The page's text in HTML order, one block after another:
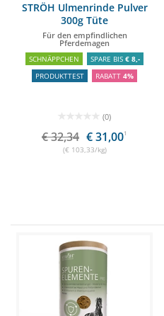
STRÖH Ulmenrinde Pulver
300g Tüte
Für den empfindlichen
Pferdemagen
SCHNÄPPCHEN SPARE BIS € 8,-
PRODUKTTEST
RABATT 4%
(0)
€ 32,34 € 31,001
(€ 103,33/kg)